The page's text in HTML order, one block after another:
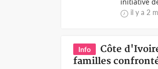
il y a 2
Info
Côte
familles